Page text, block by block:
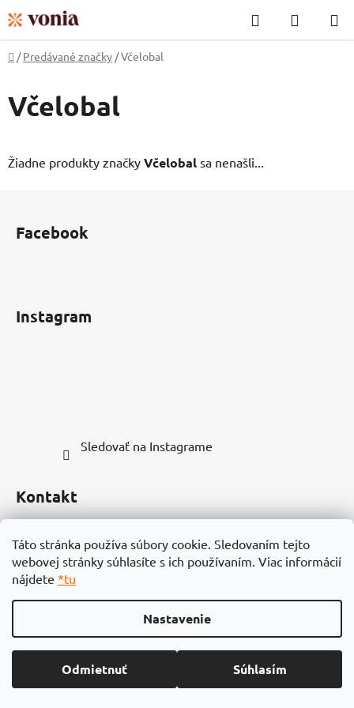
Táto stránka používa súbory cookie. Sledovaním tejto
webovej stránky súhlasíte s ich používaním. Viac informácií
nájdete *tu
Nastavenie
Odmietnuť Súhlasím
na
obsah
Hľadať
KOŠÍK
Domov
/ Predávané značky /Včelobal
Včelobal
Žiadne produkty značky Včelobal sa nenašli...
Facebook
Instagram
Sledovať na Instagrame
Kontakt
info vonia.sk
0949 000799
Vytvoril Shoptet
Copyright 2026vonia.sk
. Všetky práva vyhradené.
Upraviť nastavenie cookies